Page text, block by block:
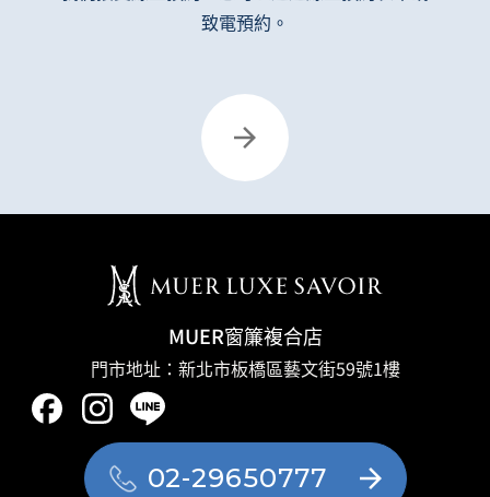
致電預約。
MUER窗簾複合店
門市地址：新北市板橋區藝文街59號1樓
02-29650777